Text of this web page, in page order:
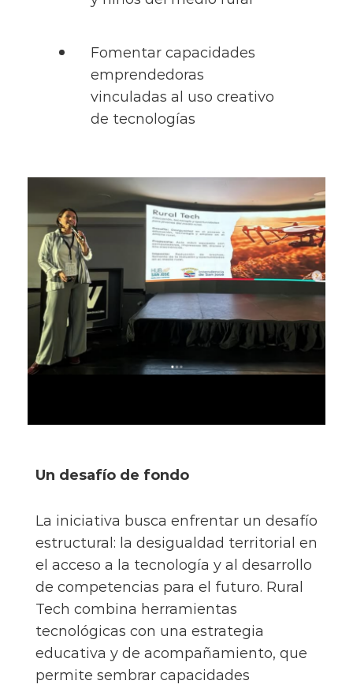
Fomentar capacidades
emprendedoras
vinculadas al uso creativo
de tecnologías
Un desafío de fondo
La iniciativa busca enfrentar un desafío
estructural: la desigualdad territorial en
el acceso a la tecnología y al desarrollo
de competencias para el futuro. Rural
Tech combina herramientas
tecnológicas con una estrategia
educativa y de acompañamiento, que
permite sembrar capacidades